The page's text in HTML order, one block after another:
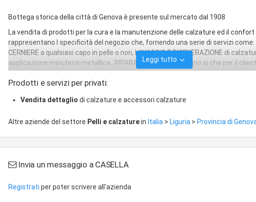
Bottega storica della città di Genova è presente sul mercato dal 1908
La vendita di prodotti per la cura e la manutenzione delle calzature ed il confort
rappresentano l specificità del negozio che, fornendo una serie di servizi come:
CERNIERE a qualsiasi capo in pelle o non, LAVAGGIO E RIGENERAZIONE di
applicazione minuteria metallica , RIPARAZIONE BORSE, fanno si che per il
CASELLA sia un valido punto di riferimento.
Leggi tutto
Prodotti e servizi per privati:
Vendita dettaglio di calzature e accessori calzature
Altre aziende del settore Pelli e calzaturein Italia > Liguria > Provincia di
Invia un messaggio a CASELLA
Registrati per poter scrivere all'azienda